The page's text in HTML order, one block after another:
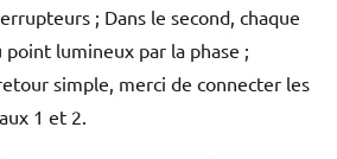
; Dans le second, chaque
lumineux par la phase ;
simple, merci de connecter les
1 et 2.